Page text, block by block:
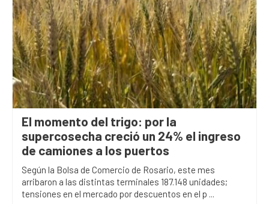
El momento del trigo: por la
supercosecha creció un 24% el ingreso
de camiones a los puertos
Según la Bolsa de Comercio de Rosario, este mes
arribaron a las distintas terminales 187.148 unidades;
tensiones en el mercado por descuentos en el p ...